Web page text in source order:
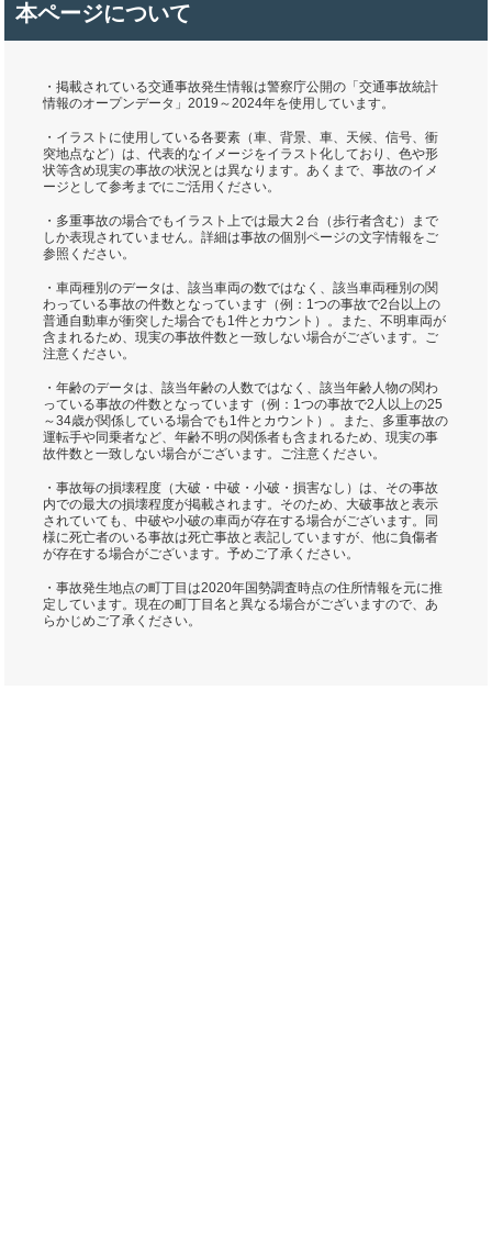
本ページについて
・掲載されている交通事故発生情報は警察庁公開の「交通事故統計
情報のオープンデータ」2019～2024年を使用しています。
・イラストに使用している各要素（車、背景、車、天候、信号、衝
突地点など）は、代表的なイメージをイラスト化しており、色や形
状等含め現実の事故の状況とは異なります。あくまで、事故のイメ
ージとして参考までにご活用ください。
・多重事故の場合でもイラスト上では最大２台（歩行者含む）まで
しか表現されていません。詳細は事故の個別ページの文字情報をご
参照ください。
・車両種別のデータは、該当車両の数ではなく、該当車両種別の関
わっている事故の件数となっています（例：1つの事故で2台以上の
普通自動車が衝突した場合でも1件とカウント）。また、不明車両が
含まれるため、現実の事故件数と一致しない場合がございます。ご
注意ください。
・年齢のデータは、該当年齢の人数ではなく、該当年齢人物の関わ
っている事故の件数となっています（例：1つの事故で2人以上の25
～34歳が関係している場合でも1件とカウント）。また、多重事故の
運転手や同乗者など、年齢不明の関係者も含まれるため、現実の事
故件数と一致しない場合がございます。ご注意ください。
・事故毎の損壊程度（大破・中破・小破・損害なし）は、その事故
内での最大の損壊程度が掲載されます。そのため、大破事故と表示
されていても、中破や小破の車両が存在する場合がございます。同
様に死亡者のいる事故は死亡事故と表記していますが、他に負傷者
が存在する場合がございます。予めご了承ください。
・事故発生地点の町丁目は2020年国勢調査時点の住所情報を元に推
定しています。現在の町丁目名と異なる場合がございますので、あ
らかじめご了承ください。